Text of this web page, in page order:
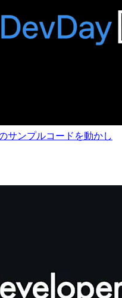
サンプルコードを動かし